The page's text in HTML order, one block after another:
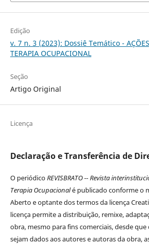
Edição
v. 7 n. 3 (2023): Dossiê Temático -
TERAPIA OCUPACIONAL
Seção
Artigo Original
Licença
Declaração e Transferência de
O periódicoREVISBRATO -- Revista
Terapia Ocupacionalé publicado conforme o
Aberto e optante dos termos da licença
licença permite a distribuição, remixe,
obra, mesmo para fins comerciais, desde
sejam dados aos autores e autoras da obra,